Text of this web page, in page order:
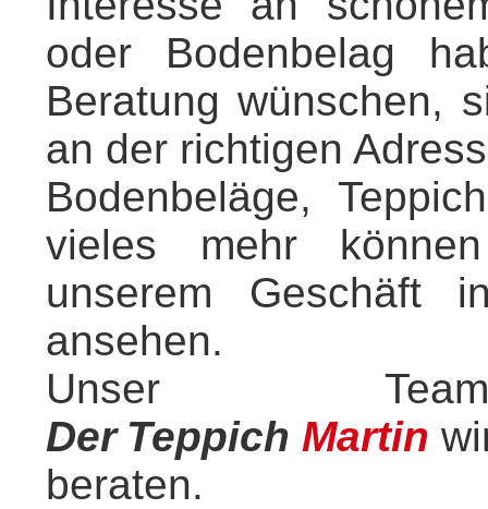
oder Bodenbelag
Beratung wünschen,
an der richtigen
Bodenbeläge,
vieles mehr
unserem Geschäft
ansehen.
Unser
Der. Teppich Martin
beraten.